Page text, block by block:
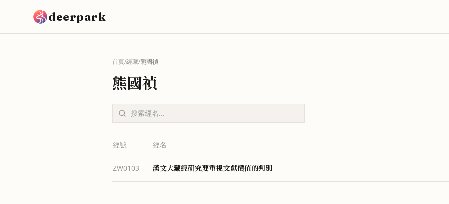
deerpark
首頁/經藏/熊國禎
熊國禎
經號 經名
ZW0103 漢文大藏經研究要重視文獻價值的判別